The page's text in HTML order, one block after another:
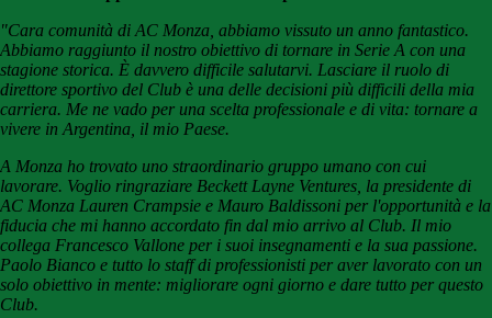
"Cara comunità di AC Monza, abbiamo vissuto un anno fantastico.
Abbiamo raggiunto il nostro obiettivo di tornare in Serie A con una
stagione storica. È davvero difficile salutarvi. Lasciare il ruolo di
direttore sportivo del Club è una delle decisioni più difficili della mia
carriera. Me ne vado per una scelta professionale e di vita: tornare a
vivere in Argentina, il mio Paese.
A Monza ho trovato uno straordinario gruppo umano con cui
lavorare. Voglio ringraziare Beckett Layne Ventures, la presidente di
AC Monza Lauren Crampsie e Mauro Baldissoni per l'opportunità e la
fiducia che mi hanno accordato fin dal mio arrivo al Club. Il mio
collega Francesco Vallone per i suoi insegnamenti e la sua passione.
Paolo Bianco e tutto lo staff di professionisti per aver lavorato con un
solo obiettivo in mente: migliorare ogni giorno e dare tutto per questo
Club.